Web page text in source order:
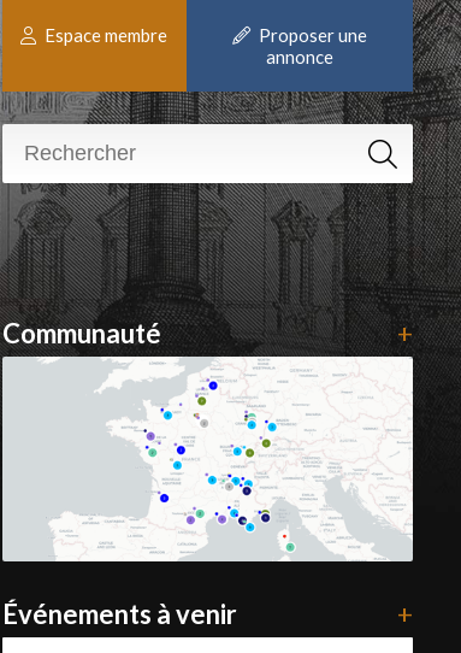
Espace membre
Proposer une
annonce
Communauté +
Événements à venir +